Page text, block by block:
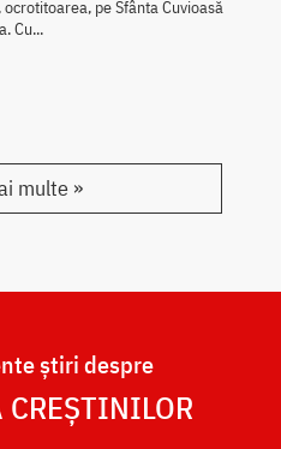
ocrotitoarea, pe Sfânta Cuvioasă
Cu...
multe »
știri despre
CREȘTINILOR